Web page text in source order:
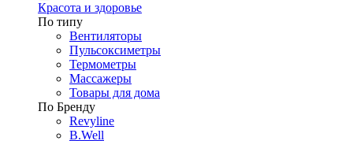
Красота и здоровье
По типу
Вентиляторы
Пульсоксиметры
Термометры
Массажеры
Товары для дома
По Бренду
Revyline
B.Well